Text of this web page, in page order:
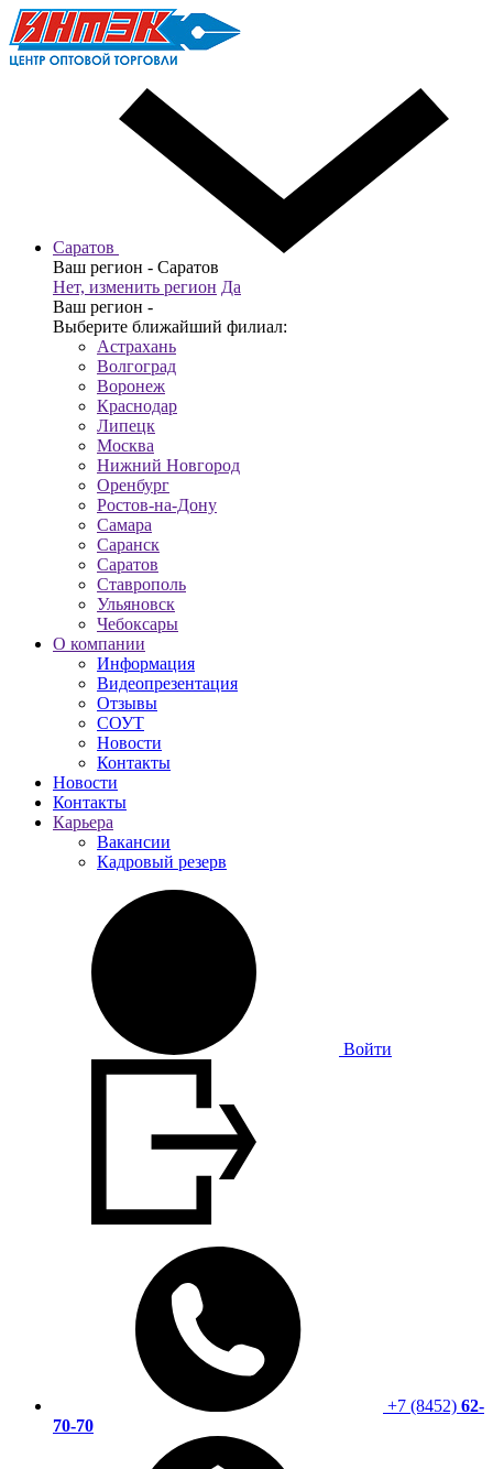
Саратов
Ваш регион - Саратов
Нет, изменить регион Да
Ваш регион -
Выберите ближайший филиал:
Астрахань
Волгоград
Воронеж
Краснодар
Липецк
Москва
Нижний Новгород
Оренбург
Ростов-на-Дону
Самара
Саранск
Саратов
Ставрополь
Ульяновск
Чебоксары
О компании
Информация
Видеопрезентация
Отзывы
СОУТ
Новости
Контакты
Новости
Контакты
Карьера
Вакансии
Кадровый резерв
Войти
+7 (8452) 62-
70-70